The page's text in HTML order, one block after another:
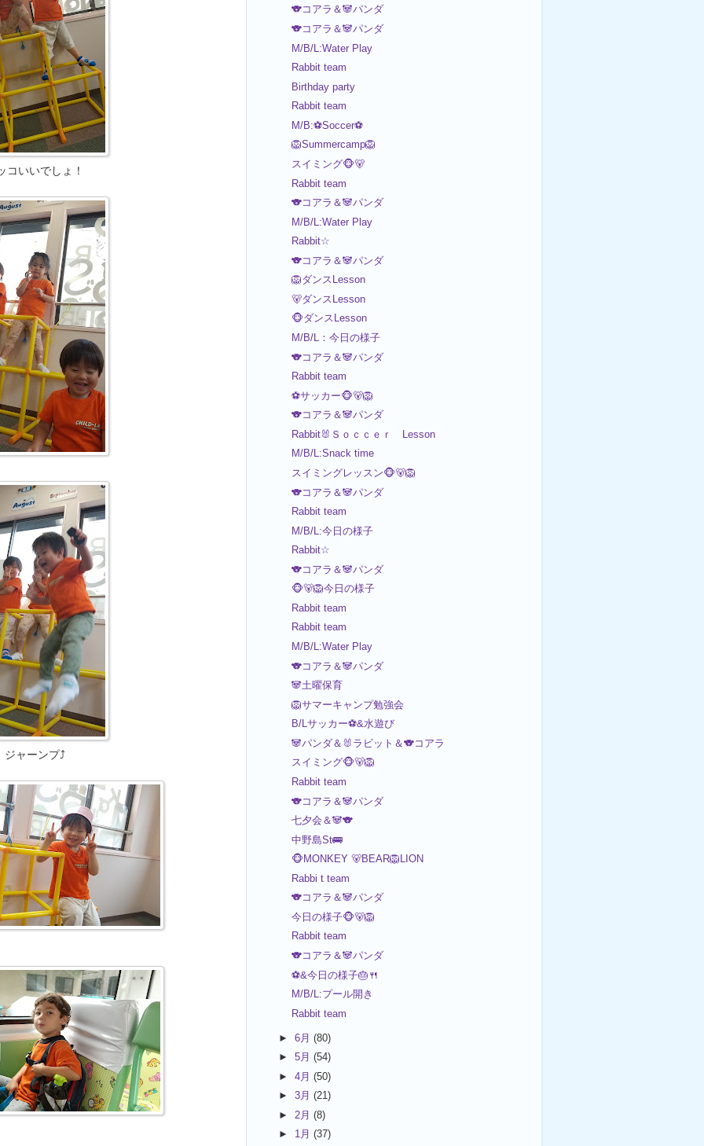
コいいでしょ！
ジャーンプ⤴️
🐨コアラ＆🐼パンダ
🐨コアラ＆🐼パンダ
M/B/L:Water Play
Rabbit team
Birthday party
Rabbit team
M/B:⚽Soccer⚽
🦁Summercamp🦁
スイミング🐵🐻
Rabbit team
🐨コアラ＆🐼パンダ
M/B/L:Water Play
Rabbit☆
🐨コアラ＆🐼パンダ
🦁ダンスLesson
🐻ダンスLesson
🐵ダンスLesson
M/B/L：今日の様子
🐨コアラ＆🐼パンダ
Rabbit team
⚽️サッカー🐵🐻🦁
🐨コアラ＆🐼パンダ
Rabbit🐰Ｓｏｃｃｅｒ Lesson
M/B/L:Snack time
スイミングレッスン🐵🐻🦁
🐨コアラ＆🐼パンダ
Rabbit team
M/B/L:今日の様子
Rabbit☆
🐨コアラ＆🐼パンダ
🐵🐻🦁今日の様子
Rabbit team
Rabbit team
M/B/L:Water Play
🐨コアラ＆🐼パンダ
🐼土曜保育
🦁サマーキャンプ勉強会
B/Lサッカー⚽️&水遊び
🐼パンダ＆🐰ラビット＆🐨コアラ
スイミング🐵🐻🦁
Rabbit team
🐨コアラ＆🐼パンダ
七夕会＆🐼🐨
中野島St🚌
🐵MONKEY 🐻BEAR🦁LION
Rabbi t team
🐨コアラ＆🐼パンダ
今日の様子🐵🐻🦁
Rabbit team
🐨コアラ＆🐼パンダ
⚽️&今日の様子🎂🍴
M/B/L:プール開き
Rabbit team
►6月(80)
►5月(54)
►4月(50)
►3月(21)
► 2月(8)
► 1月(37)